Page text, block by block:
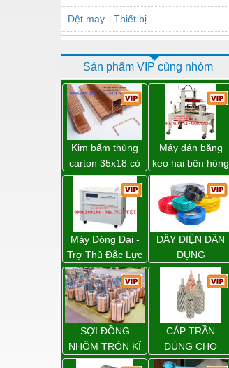
Dệt may - Thiết bị
Dịch vụ - Thi công
Điện công nghiệp
Điện gia dụng
Điện Lạnh
Đóng tàu Thiết bị
Đúc chính xác Thiết bị
Dụng cụ cầm tay
Dụng cụ cắt gọt
Dụng cụ điện
Dụng cụ đo
Gỗ - Trang thiết bị
Hàn cắt - Thiết bị
Sản phẩm VIP cùng nhóm
Kim bấm thùng
carton 35x18 có
sẵn giá rẻ toàn
quốc
Máy dán băng
keo hai bên hông
thùng carton
WP-5050SA giá
rẻ Miền Nam
Máy Đóng Đai -
Trợ Thủ Đắc Lực
Cho Mọi Doanh
Nghiệp Trong
Khâu Đóng Gói
DÂY ĐIỆN DÂN
DỤNG
SỢI ĐỒNG
NHÔM TRÒN KĨ
THUẬT ĐIỆN
CÁP TRẦN
DÙNG CHO
ĐƯỜNG DÂY